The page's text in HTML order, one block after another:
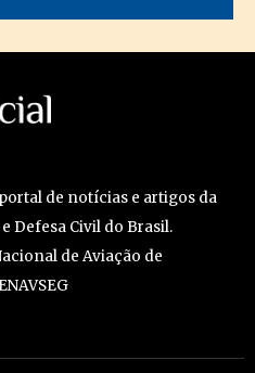
de notícias e artigos da
Defesa Civil do Brasil.
de Aviação de